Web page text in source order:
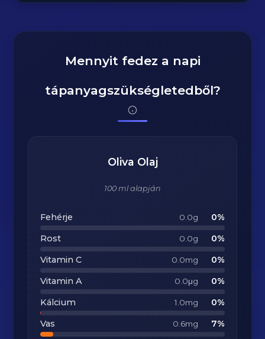
Mennyit fedez a napi
tápanyagszükségletedből?
Oliva Olaj
100 ml alapján
Fehérje 0.0g
0%
Rost
0.0g
0%
Vitamin C
0.0mg
0%
Vitamin A
0.0μg
0%
Kálcium
1.0mg
0%
Vas
0.6mg
7%